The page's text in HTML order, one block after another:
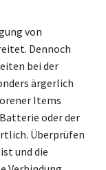
von
Dennoch
bei der
ärgerlich
Items
oder der
Überprüfen
und die